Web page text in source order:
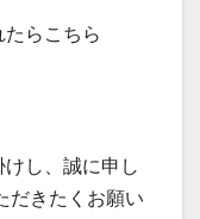
らこちら
し、誠に申し
だきたくお願い